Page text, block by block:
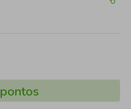
pontos